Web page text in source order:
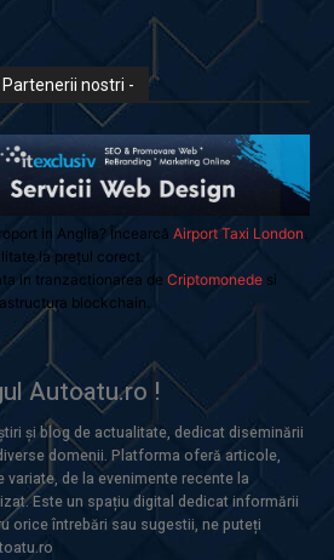
Partenerii nostri -
in Anglia? Încearcă Airport Taxi London
la prețul corect.
in tranzactionarea de Criptomonedesi
blockchain.
Autoatu.ro !
și blog de actualitate, dedicat diseminării
domenii. Platforma oferă articole,
de la evenimente recente la
Este un spațiu digital dedicat informării
orice întrebări sau sugestii, ne puteți